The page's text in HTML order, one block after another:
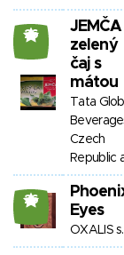
26
JEMČA
zelený
čaj s
mátou
Tata
Czech
Republic
26
Eyes
OXALIS